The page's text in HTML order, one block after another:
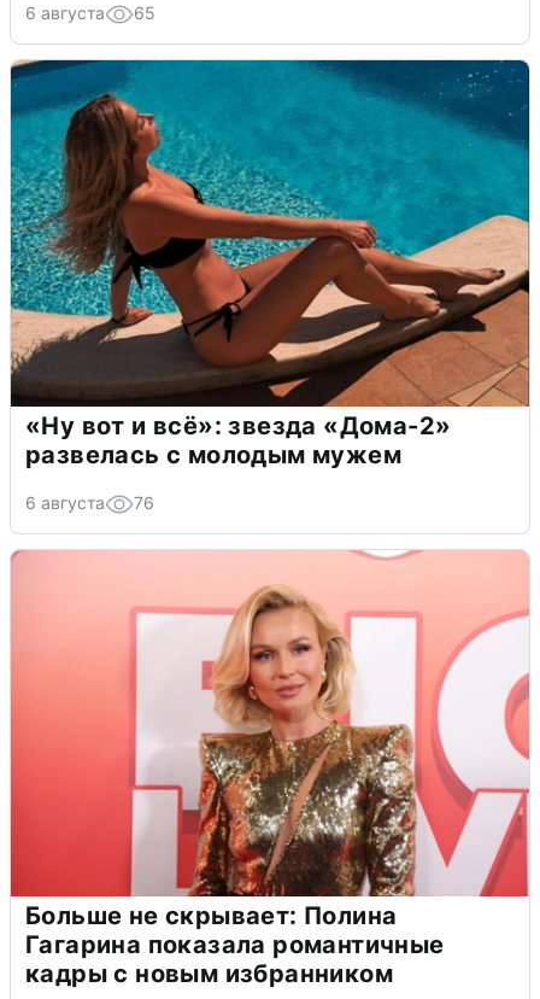
6 августа 65
«Ну вот и всё»: звезда «Дома-2»
развелась с молодым мужем
6 августа 76
Больше не скрывает: Полина
Гагарина показала романтичные
кадры с новым избранником